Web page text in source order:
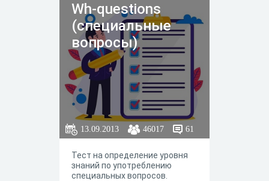
Wh-questions
(специальные
вопросы)
13.09.2013 46017 61
Тест на определение уровня
знаний по употреблению
специальных вопросов.